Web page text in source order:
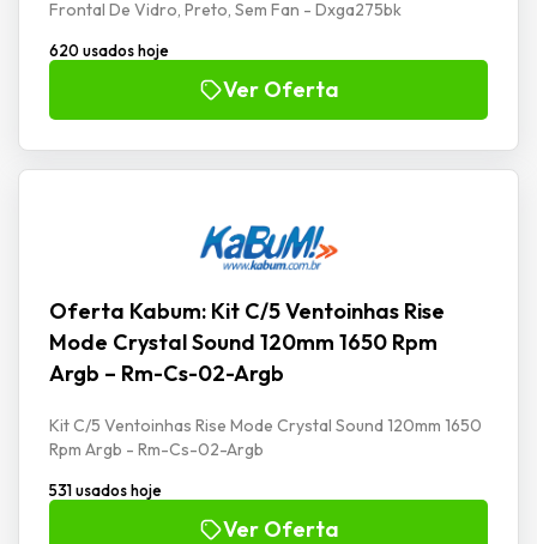
Frontal De Vidro, Preto, Sem Fan - Dxga275bk
620 usados hoje
Ver Oferta
Oferta Kabum: Kit C/5 Ventoinhas Rise
Mode Crystal Sound 120mm 1650 Rpm
Argb – Rm-Cs-02-Argb
Kit C/5 Ventoinhas Rise Mode Crystal Sound 120mm 1650
Rpm Argb - Rm-Cs-02-Argb
531 usados hoje
Ver Oferta